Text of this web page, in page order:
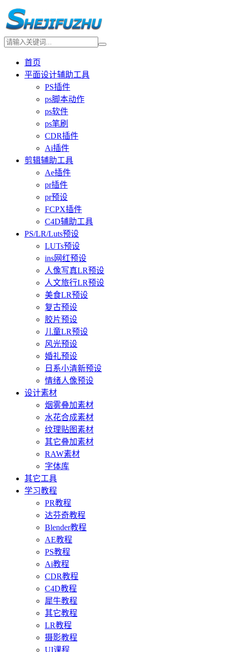
首页
平面设计辅助工具
PS插件
ps脚本动作
ps软件
ps笔刷
CDR插件
Ai插件
剪辑辅助工具
Ae插件
pr插件
pr预设
FCPX插件
C4D辅助工具
PS/LR/Luts预设
LUTs预设
ins网红预设
人像写真LR预设
人文旅行LR预设
美食LR预设
复古预设
胶片预设
儿童LR预设
风光预设
婚礼预设
日系小清新预设
情绪人像预设
设计素材
烟雾叠加素材
水花合成素材
纹理贴图素材
其它叠加素材
RAW素材
字体库
其它工具
学习教程
PR教程
达芬奇教程
Blender教程
AE教程
PS教程
Ai教程
CDR教程
C4D教程
犀牛教程
其它教程
LR教程
摄影教程
UI课程